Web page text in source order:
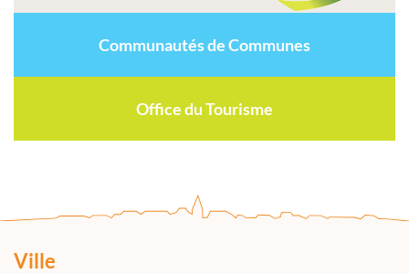
Communautés de Communes
Office du Tourisme
Ville